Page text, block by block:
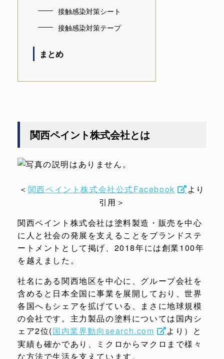
接触感染対策シート
接触感染対策テープ
まとめ
関西ペイント株式会社とは
＜ 関西ペイント株式会社公式Facebook
より
引用＞
関西ペイント株式会社は塗料製造・販売を中心
に人と社会の発展を支えることをブランドステ
ートメントとして掲げ、2018年には創業100年
を越えました。
社名にある関西地区を中心に、グループ会社を
含めると日本全国に事業を展開しており、世界
各国へもシェアを拡げている、まさに地球規模
の会社です。主力製品の塗料については国内シ
ェア2位(国内業界動向search.com
より）と
実績も確かであり、ミクロからマクロまで様々
な方法で生活を支えています。